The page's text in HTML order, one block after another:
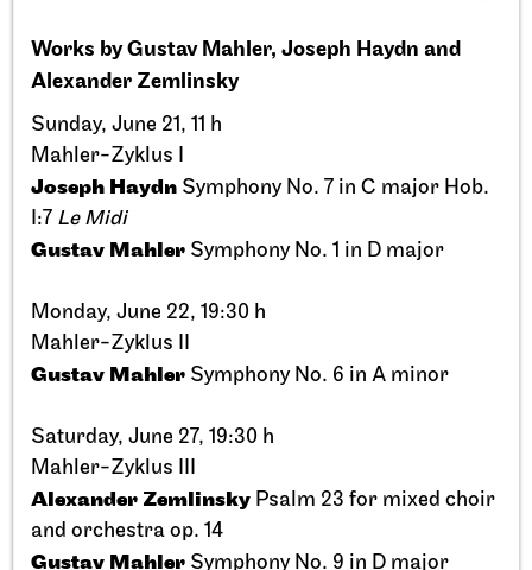
Works by Gustav Mahler, Joseph Haydn and
Alexander Zemlinsky
Sunday, June 21, 11 h
Mahler-Zyklus I
Joseph Haydn Symphony No. 7 in C major Hob.
I:7 Le Midi
Gustav Mahler Symphony No. 1 in D major
Monday, June 22, 19:30 h
Mahler-Zyklus II
Gustav Mahler Symphony No. 6 in A minor
Saturday, June 27, 19:30 h
Mahler-Zyklus III
Alexander Zemlinsky Psalm 23 for mixed choir
and orchestra op. 14
Gustav Mahler Symphony No. 9 in D major
Stuttgart Ballet StadtPalais
Presentation of the Stuttgart
Ballet Annual
11.09.2026
17:00